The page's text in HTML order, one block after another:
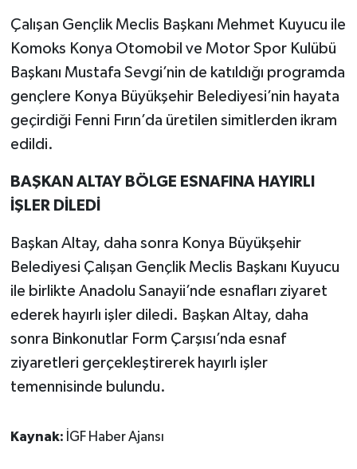
Çalışan Gençlik Meclis Başkanı Mehmet Kuyucu ile
Komoks Konya Otomobil ve Motor Spor Kulübü
Başkanı Mustafa Sevgi’nin de katıldığı programda
gençlere Konya Büyükşehir Belediyesi’nin hayata
geçirdiği Fenni Fırın’da üretilen simitlerden ikram
edildi.
BAŞKAN ALTAY BÖLGE ESNAFINA HAYIRLI
İŞLER DİLEDİ
Başkan Altay, daha sonra Konya Büyükşehir
Belediyesi Çalışan Gençlik Meclis Başkanı Kuyucu
ile birlikte Anadolu Sanayii’nde esnafları ziyaret
ederek hayırlı işler diledi. Başkan Altay, daha
sonra Binkonutlar Form Çarşısı’nda esnaf
ziyaretleri gerçekleştirerek hayırlı işler
temennisinde bulundu.
Kaynak: İGF Haber Ajansı